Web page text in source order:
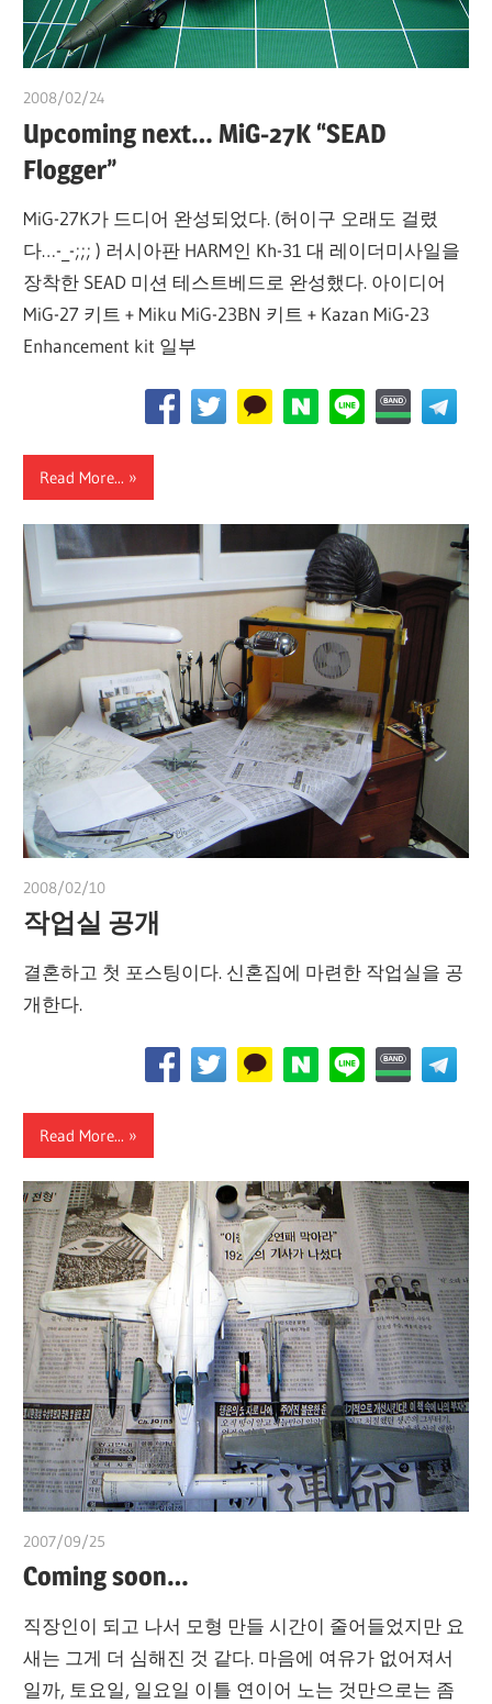
2008/02/24
Upcoming next… MiG-27K “SEAD
Flogger”
MiG-27K가 드디어 완성되었다. (허이구 오래도 걸렸
다…-_-;;; ) 러시아판 HARM인 Kh-31 대 레이더미사일을
장착한 SEAD 미션 테스트베드로 완성했다. 아이디어
MiG-27 키트 + Miku MiG-23BN 키트 + Kazan MiG-23
Enhancement kit 일부
Read More...
2008/02/10
작업실 공개
결혼하고 첫 포스팅이다. 신혼집에 마련한 작업실을 공
개한다.
Read More...
2007/09/25
Coming soon…
직장인이 되고 나서 모형 만들 시간이 줄어들었지만 요
새는 그게 더 심해진 것 같다. 마음에 여유가 없어져서
일까, 토요일, 일요일 이틀 연이어 노는 것만으로는 좀